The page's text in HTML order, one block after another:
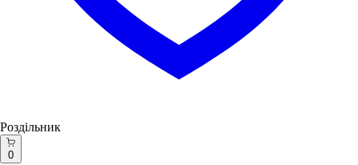
Роздільник
0